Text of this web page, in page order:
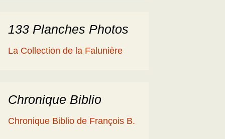
silicifiée …
les reportages
133 Planches Photos
La Collection de la Falunière
Chronique Biblio
Chronique Biblio de François B.